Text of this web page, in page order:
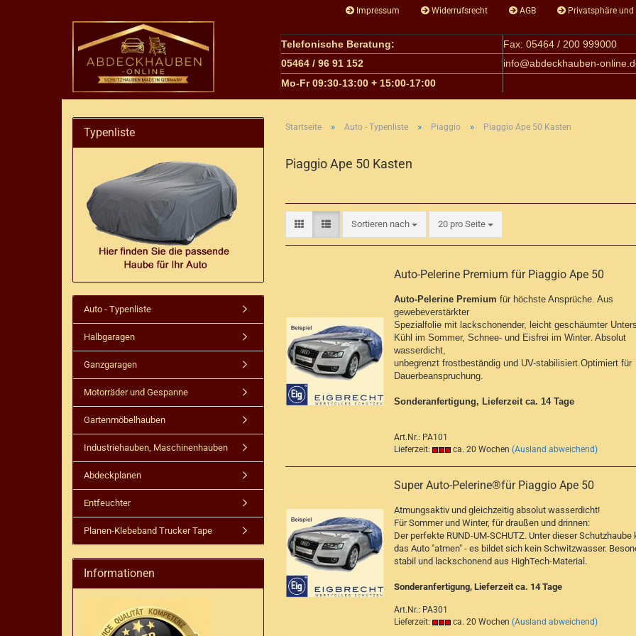
Impressum Widerrufsrecht AGB Privatsphäre
Telefonische Beratung:
Fax: 05464 / 200 999000
05464 / 96 91 152
info@abdeckhauben-
Mo-Fr 09:30-13:00 + 15:00-17:00
Startseite » Auto - Typenliste » Piaggio » Piaggio Ape 50 Kasten
Piaggio Ape 50 Kasten
Sortieren nach
Sortieren nach 20 pro Seite
pro Seite
Auto-Pelerine Premium für Piaggio Ape 50
Auto-Pelerine Premium für höchste Ansprüche. Aus
gewebeverstärkter
Spezialfolie mit lackschonender, leicht geschäumter
Kühl im Sommer, Schnee- und Eisfrei im Winter. Absolut
wasserdicht,
unbegrenzt frostbeständig und UV-stabilisiert.Optimiert für
Dauerbeanspruchung.
Sonderanfertigung, Lieferzeit ca. 14 Tage
Art.Nr.: PA101
Lieferzeit:
ca. 20 Wochen (Ausland abweichend)
Super Auto-Pelerine®für Piaggio Ape 50
Atmungsaktiv und gleichzeitig absolut wasserdicht!
Für Sommer und Winter, für draußen und drinnen:
Der perfekte RUND-UM-SCHUTZ. Unter dieser Schutzhaube
das Auto "atmen" - es bildet sich kein Schwitzwasser.
stabil und lackschonend aus HighTech-Material.
Sonderanfertigung, Lieferzeit ca. 14 Tage
Art.Nr.: PA301
Lieferzeit:
ca. 20 Wochen (Ausland abweichend)
Typenliste
Auto - Typenliste
Halbgaragen
Ganzgaragen
Motorräder und Gespanne
Gartenmöbelhauben
Industriehauben, Maschinenhauben
Abdeckplanen
Entfeuchter
Planen-Klebeband Trucker Tape
Informationen